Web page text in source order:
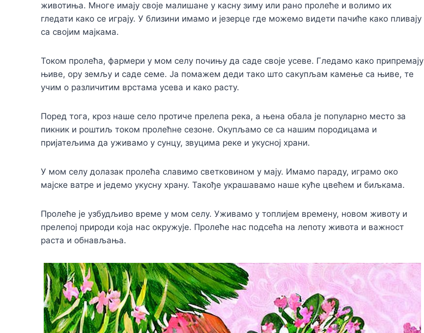
животиња. Многе имају своје малишане у касну зиму или рано пролеће и волимо их
гледати како се играју. У близини имамо и језерце где можемо видети пачиће како пливају
са својим мајкама.
Током пролећа, фармери у мом селу почињу да саде своје усеве. Гледамо како припремају
њиве, ору земљу и саде семе. Ја помажем деди тако што сакупљам камење са њиве, те
учим о различитим врстама усева и како расту.
Поред тога, кроз наше село протиче прелепа река, а њена обала је популарно место за
пикник и роштиљ током пролећне сезоне. Окупљамо се са нашим породицама и
пријатељима да уживамо у сунцу, звуцима реке и укусној храни.
У мом селу долазак пролећа славимо светковином у мају. Имамо параду, играмо око
мајске ватре и једемо укусну храну. Такође украшавамо наше куће цвећем и биљкама.
Пролеће је узбудљиво време у мом селу. Уживамо у топлијем времену, новом животу и
прелепој природи која нас окружује. Пролеће нас подсећа на лепоту живота и важност
раста и обнављања.